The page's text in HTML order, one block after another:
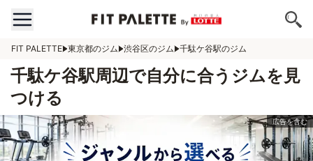
FIT PALETTE 東京都のジム 渋谷区のジム 千駄ケ谷駅のジム
千駄ケ谷駅周辺で自分に合うジムを見
つける